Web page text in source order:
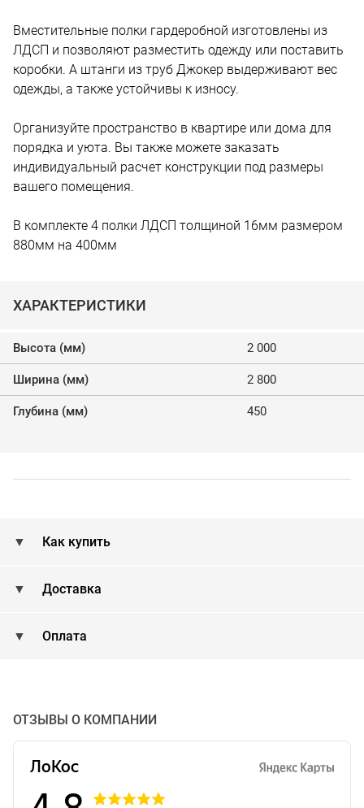
Вместительные полки гардеробной изготовлены из
ЛДСП и позволяют разместить одежду или поставить
коробки. А штанги из труб Джокер выдерживают вес
одежды, а также устойчивы к износу.
Организуйте пространство в квартире или дома для
порядка и уюта. Вы также можете заказать
индивидуальный расчет конструкции под размеры
вашего помещения.
В комплекте 4 полки ЛДСП толщиной 16мм размером
880мм на 400мм
ХАРАКТЕРИСТИКИ
Высота (мм) 2 000
Ширина (мм) 2 800
Глубина (мм) 450
Как купить
Доставка
Оплата
ОТЗЫВЫ О КОМПАНИИ